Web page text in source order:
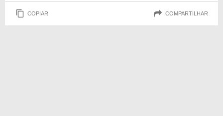
COPIAR COMPARTILHAR